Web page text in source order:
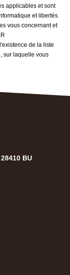
applicables et sont
et libertés
vous concernant et
de la liste
sur laquelle vous
BU